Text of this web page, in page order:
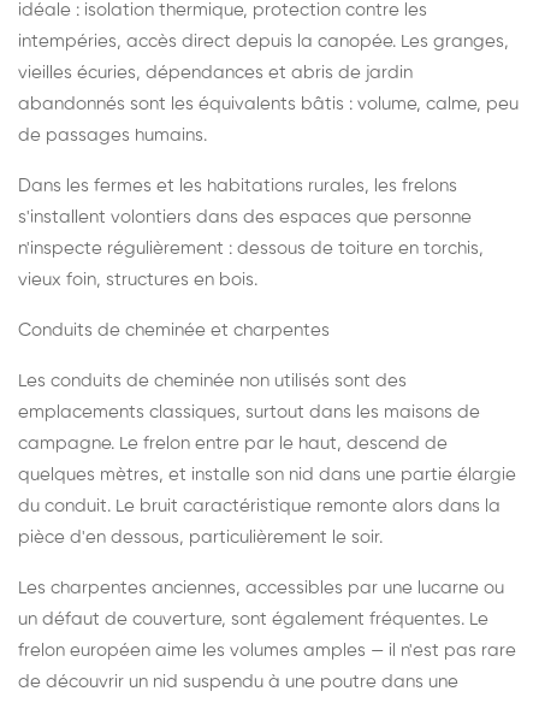
idéale : isolation thermique, protection contre les
intempéries, accès direct depuis la canopée. Les granges,
vieilles écuries, dépendances et abris de jardin
abandonnés sont les équivalents bâtis : volume, calme, peu
de passages humains.
Dans les fermes et les habitations rurales, les frelons
s'installent volontiers dans des espaces que personne
n'inspecte régulièrement : dessous de toiture en torchis,
vieux foin, structures en bois.
Conduits de cheminée et charpentes
Les conduits de cheminée non utilisés sont des
emplacements classiques, surtout dans les maisons de
campagne. Le frelon entre par le haut, descend de
quelques mètres, et installe son nid dans une partie élargie
du conduit. Le bruit caractéristique remonte alors dans la
pièce d'en dessous, particulièrement le soir.
Les charpentes anciennes, accessibles par une lucarne ou
un défaut de couverture, sont également fréquentes. Le
frelon européen aime les volumes amples — il n'est pas rare
de découvrir un nid suspendu à une poutre dans une